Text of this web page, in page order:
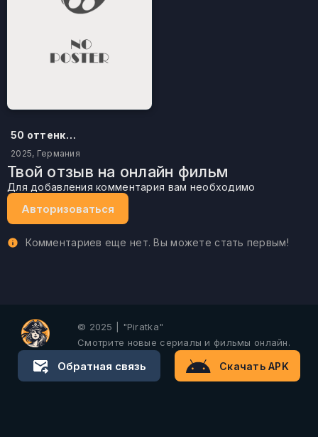
50 оттенков бестселлера
2025, Германия
Твой отзыв на онлайн фильм
Для добавления комментария вам необходимо
Авторизоваться
Комментариев еще нет. Вы можете стать первым!
© 2025 | "Piratka"
Смотрите новые сериалы и фильмы онлайн.
Обратная связь Скачать APK